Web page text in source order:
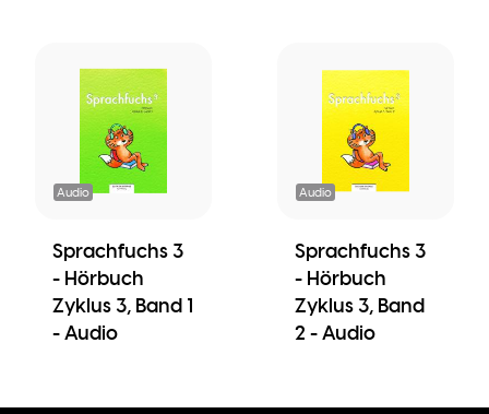
Audio
Sprachfuchs 3
- Hörbuch
Zyklus 3, Band 1
- Audio
Audio
Sprachfuchs 3
- Hörbuch
Zyklus 3, Band
2 - Audio